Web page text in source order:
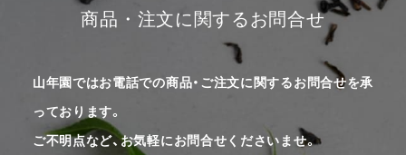
商品・注文に関するお問合せ
山年園ではお電話での商品・ご注文に関するお問合せを承
っております。
ご不明点など、お気軽にお問合せくださいませ。